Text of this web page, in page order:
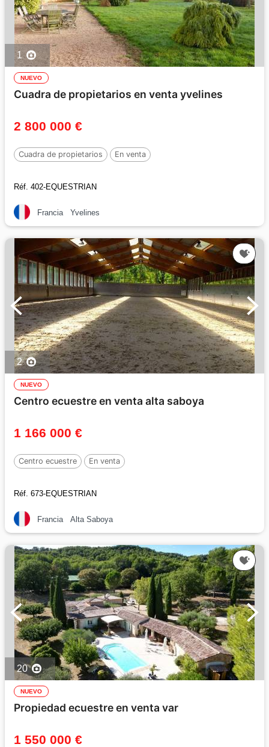
1
NUEVO
Cuadra de propietarios en venta yvelines
2 800 000 €
Cuadra de propietarios En venta
Réf. 402-EQUESTRIAN
Francia Yvelines
2
NUEVO
Centro ecuestre en venta alta saboya
1 166 000 €
Centro ecuestre En venta
Réf. 673-EQUESTRIAN
Francia Alta Saboya
20
NUEVO
Propiedad ecuestre en venta var
1 550 000 €